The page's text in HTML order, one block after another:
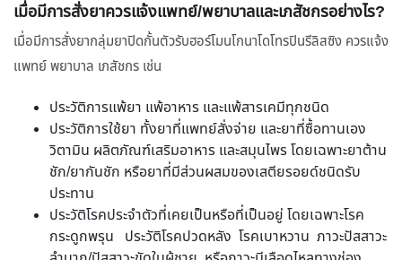
เมื่อมีการสั่งยาควรแจ้งแพทย์/พยาบาลและเภสัชกรอย่างไร?
เมื่อมีการสั่งยากลุ่มยาปิดกั้นตัวรับฮอร์โมนโกนาโดโทรปินรีลิสซิง ควรแจ้ง
แพทย์ พยาบาล เภสัชกร เช่น
ประวัติการแพ้ยา แพ้อาหาร และแพ้สารเคมีทุกชนิด
ประวัติการใช้ยา ทั้งยาที่แพทย์สั่งจ่าย และยาที่ซื้อทานเอง
วิตามิน ผลิตภัณฑ์เสริมอาหาร และสมุนไพร โดยเฉพาะยาต้าน
ชัก/ยากันชัก หรือยาที่มีส่วนผสมของเสตียรอยด์ชนิดรับ
ประทาน
ประวัติโรคประจำตัวที่เคยเป็นหรือที่เป็นอยู่ โดยเฉพาะโรค
กระดูกพรุน ประวัติโรคปวดหลัง โรคเบาหวาน ภาวะปัสสาวะ